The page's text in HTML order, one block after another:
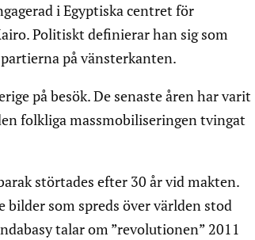
i Egyptiska centret för
Politiskt definierar han sig som
på vänsterkanten.
på besök. De senaste åren har varit
folkliga massmobiliseringen tvingat
störtades efter 30 år vid makten.
bilder som spreds över världen stod
talar om ”revolutionen” 2011